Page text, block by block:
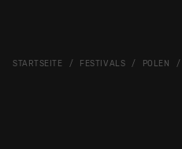
STARTSEITE FESTIVALS POLEN